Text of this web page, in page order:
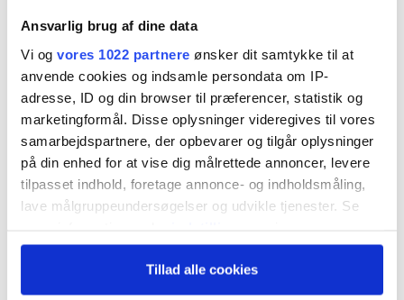
Ansvarlig brug af dine data
Vi og vores 1022 partnere ønsker dit samtykke til at
anvende cookies og indsamle persondata om IP-
adresse, ID og din browser til præferencer, statistik og
marketingformål. Disse oplysninger videregives til vores
samarbejdspartnere, der opbevarer og tilgår oplysninger
på din enhed for at vise dig målrettede annoncer, levere
tilpasset indhold, foretage annonce- og indholdsmåling,
lave målgruppeundersøgelser og udvikle tjenester. Se
persondatapolitik. Du kan altid trække dit samtykke
tilbage eller ændre indstillinger fra vores
"Cookiedeklaration", eller ved at trykke på "Privacy
Tillad alle cookies
Novo Holdings formand Lars Rebien Sørensen og
CEO Kasim Kutay konstaterer selv i
årsberetningen fra det meget store og rige
holdingselskab, at den 12. december blev en
historisk dag. Da kunne Novo Holdings nemlig
varsle sammenslutningen af
porteføljeselskaberne Novozymes og Chr.
Hansen. De skal tilsammen udgøre et globalt
biosolutions powerhouse.